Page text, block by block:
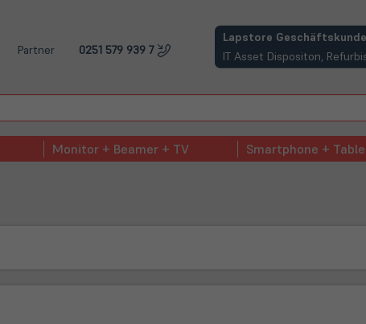
Partner 0251 579 939 7
Lapstore
IT Asset Dispositon,
(öffnet in neuem Tab)
Monitor + Beamer + TV Smartphone +